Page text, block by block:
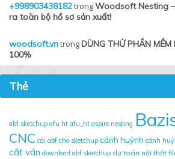
+998903438182trongWoodsoft Nesting
ra toàn bộ hồ sơ sản xuất!
woodsoft.vntrongDÙNG THỬ PHẦN MỀM
100%
Thẻ
abf sketchup afu ht afu_ht aspire nesting
CNC cài abf cho sketchup cánh huỳnh cánh
cắt ván download abf sketchup dự toán nội thất